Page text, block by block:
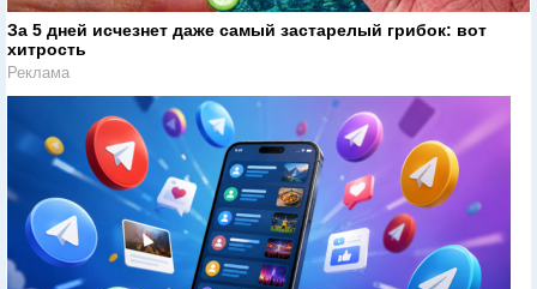
За 5 дней исчезнет даже самый застарелый грибок: вот
хитрость
Реклама